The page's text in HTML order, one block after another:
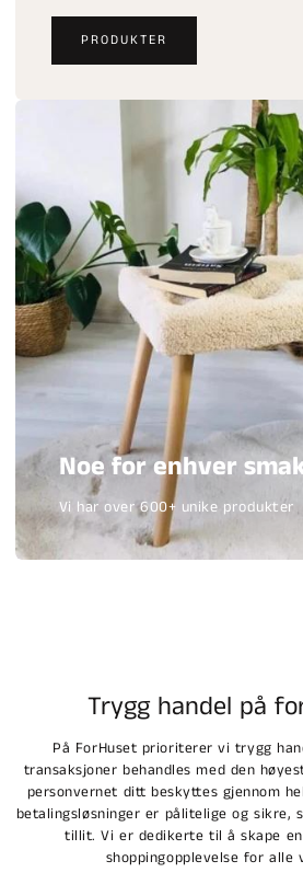
PRODUKTER
Noe for enhver
Vi har over 600+ unike produkter
Trygg handel på
På ForHuset prioriterer vi trygg
transaksjoner behandles med den
personvernet ditt beskyttes gjennom
betalingsløsninger er pålitelige og sikre,
tillit. Vi er dedikerte til å skape
shoppingopplevelse for alle